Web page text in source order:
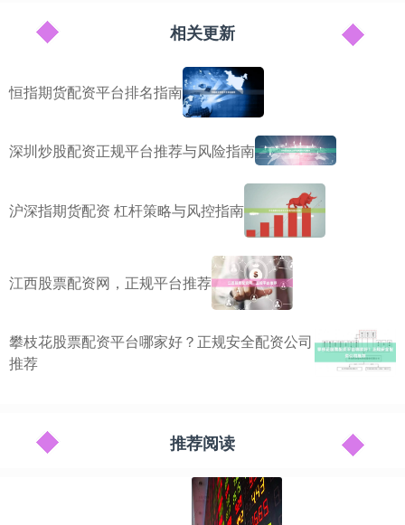
相关更新
恒指期货配资平台排名指南
深圳炒股配资正规平台推荐与风险指南
沪深指期货配资 杠杆策略与风控指南
江西股票配资网，正规平台推荐
攀枝花股票配资平台哪家好？正规安全配资公司
推荐
推荐阅读